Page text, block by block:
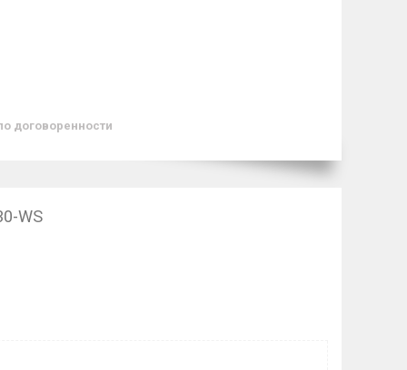
договоренности
WS